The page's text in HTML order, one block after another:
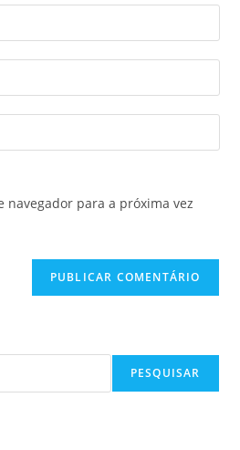
navegador para a próxima vez
PESQUISAR